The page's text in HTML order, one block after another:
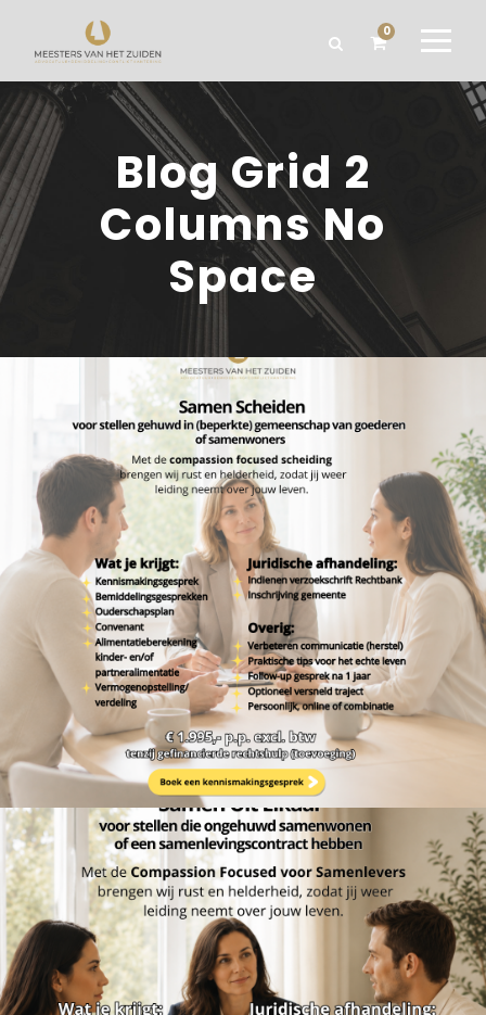
0
Blog Grid 2
Columns No
Space
14/06/2026 MEESTERS ZUIDEN